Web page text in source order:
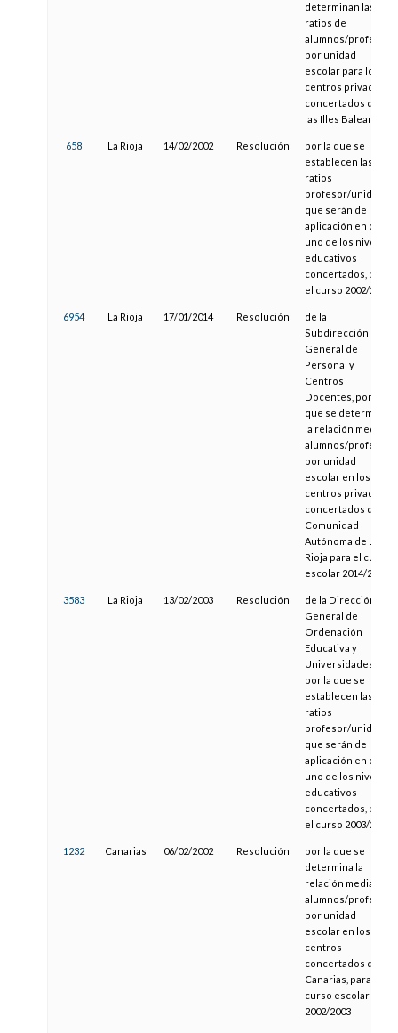
determinan las
ratios de
alumnos/profesor
por unidad
escolar para los
centros privados
concertados de
las Illes Balears
658 La Rioja 14/02/2002 Resolución
por la que se
establecen las
ratios
profesor/unidad
que serán de
aplicación en cada
uno de los niveles
educativos
concertados, para
el curso 2002/2003
6954 La Rioja 17/01/2014 Resolución
de la
Subdirección
General de
Personal y
Centros
Docentes, por la
que se determina
la relación media
alumnos/profesor
por unidad
escolar en los
centros privados
concertados de la
Comunidad
Autónoma de La
Rioja para el curso
escolar 2014/2015
3583 La Rioja 13/02/2003 Resolución
de la Dirección
General de
Ordenación
Educativa y
Universidades,
por la que se
establecen las
ratios
profesor/unidad
que serán de
aplicación en cada
uno de los niveles
educativos
concertados, para
el curso 2003/2004
1232 Canarias 06/02/2002 Resolución
por la que se
determina la
relación media
alumnos/profesor
por unidad
escolar en los
centros
concertados de
Canarias, para el
curso escolar
2002/2003